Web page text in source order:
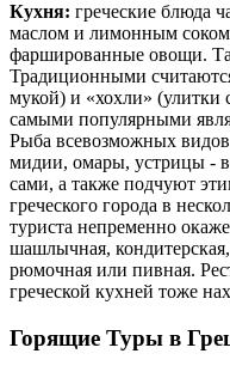
Кухня: греческие блюда
маслом и лимонным
фаршированные овощи.
Традиционными
мукой) и «хохли» (улитки
самыми популярными
Рыба всевозможных
мидии, омары, устрицы -
сами, а также подчуют
греческого города в
туриста непременно
шашлычная,
рюмочная или пивная.
греческой кухней тоже
Горящие Туры в